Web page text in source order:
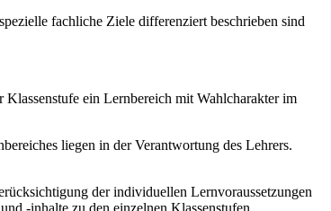
fachliche Ziele differenziert beschrieben sind
ein Lernbereich mit Wahlcharakter im
liegen in der Verantwortung des Lehrers.
der individuellen Lernvoraussetzungen